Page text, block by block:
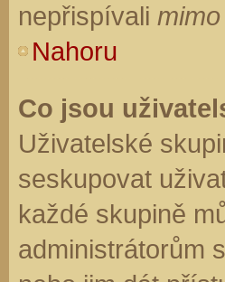
nepřispívali
Nahoru
Co jsou
Uživatelské
seskupovat
každé skupině
administrátorům